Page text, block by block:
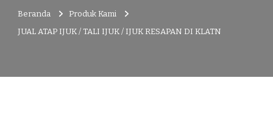
Beranda
Produk Kami
JUAL ATAP IJUK / TALI IJUK / IJUK RESAPAN DI KLATN